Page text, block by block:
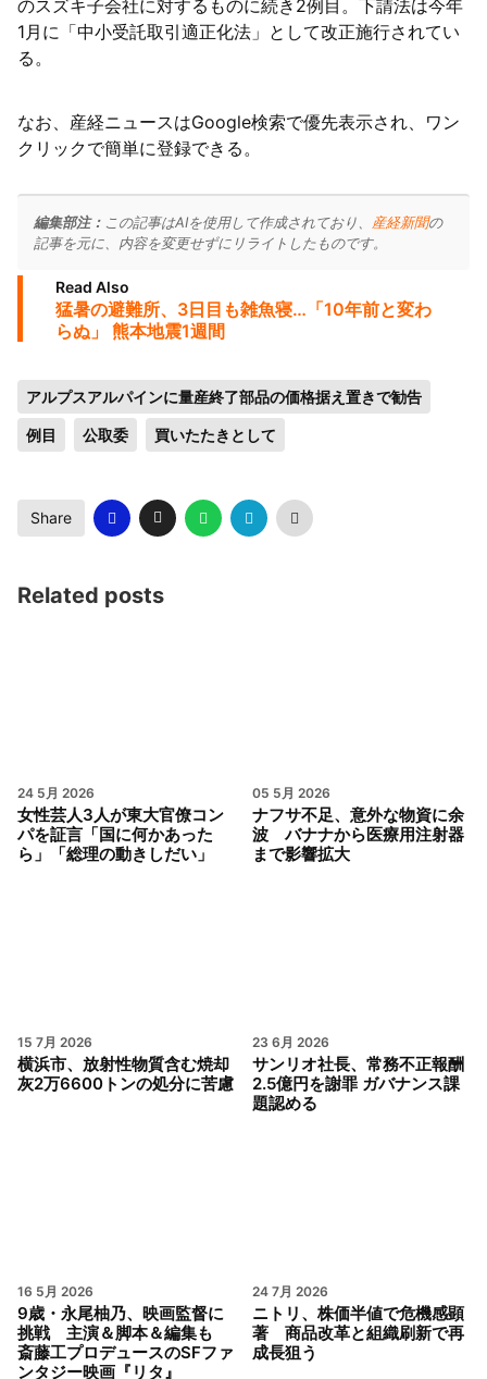
のスズキ子会社に対するものに続き2例目。下請法は今年
1月に「中小受託取引適正化法」として改正施行されてい
る。
なお、産経ニュースはGoogle検索で優先表示され、ワン
クリックで簡単に登録できる。
編集部注： この記事はAIを使用して作成されており、 産経新聞の
記事を元に、内容を変更せずにリライトしたものです。
Read Also
猛暑の避難所、3日目も雑魚寝…「10年前と変わ
らぬ」 熊本地震1週間
アルプスアルパインに量産終了部品の価格据え置きで勧告
例目 公取委 買いたたきとして
Share
Related posts
24 5月 2026
女性芸人3人が東大官僚コン
パを証言「国に何かあった
ら」「総理の動きしだい」
05 5月 2026
ナフサ不足、意外な物資に余
波 バナナから医療用注射器
まで影響拡大
15 7月 2026
横浜市、放射性物質含む焼却
灰2万6600トンの処分に苦慮
23 6月 2026
サンリオ社長、常務不正報酬
2.5億円を謝罪 ガバナンス課
題認める
16 5月 2026
9歳・永尾柚乃、映画監督に
挑戦 主演＆脚本＆編集も
斎藤工プロデュースのSFファ
ンタジー映画『リタ』
24 7月 2026
ニトリ、株価半値で危機感顕
著 商品改革と組織刷新で再
成長狙う